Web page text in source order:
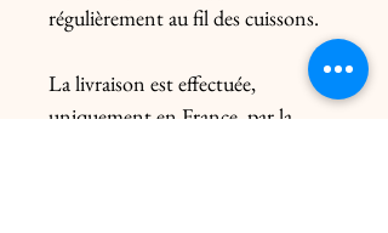
régulièrement au fil des cuissons.
La livraison est effectuée,
uniquement en France, par la